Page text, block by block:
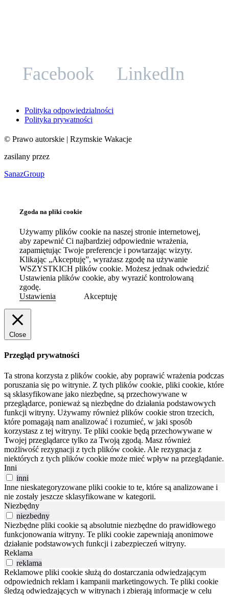
Facebook LinkedIn
Polityka odpowiedzialności
Polityka prywatności
© Prawo autorskie | Rzymskie Wakacje
zasilany przez
SanazGroup
Zgoda na pliki cookie
Używamy plików cookie na naszej stronie internetowej,
aby zapewnić Ci najbardziej odpowiednie wrażenia,
zapamiętując Twoje preferencje i powtarzając wizyty.
Klikając „Akceptuję”, wyrażasz zgodę na używanie
WSZYSTKICH plików cookie. Możesz jednak odwiedzić
Ustawienia plików cookie, aby wyrazić kontrolowaną
zgodę.
Ustawienia
Akceptuję
Close
Przegląd prywatności
Ta strona korzysta z plików cookie, aby poprawić wrażenia podczas
poruszania się po witrynie. Z tych plików cookie, pliki cookie, które
są sklasyfikowane jako niezbędne, są przechowywane w
przeglądarce, ponieważ są niezbędne do działania podstawowych
funkcji witryny. Używamy również plików cookie stron trzecich,
które pomagają nam analizować i rozumieć, w jaki sposób
korzystasz z tej witryny. Te pliki cookie będą przechowywane w
Twojej przeglądarce tylko za Twoją zgodą. Masz również
możliwość rezygnacji z tych plików cookie. Ale rezygnacja z
niektórych z tych plików cookie może mieć wpływ na przeglądanie.
Inni
inni
Inne nieskategoryzowane pliki cookie to te, które są analizowane i
nie zostały jeszcze sklasyfikowane w kategorii.
Niezbędny
niezbedny
Niezbędne pliki cookie są absolutnie niezbędne do prawidłowego
funkcjonowania witryny. Te pliki cookie zapewniają anonimowe
działanie podstawowych funkcji i zabezpieczeń witryny.
Reklama
reklama
Reklamowe pliki cookie służą do dostarczania odwiedzającym
odpowiednich reklam i kampanii marketingowych. Te pliki cookie
śledzą odwiedzających w witrynach i zbierają informacje w celu